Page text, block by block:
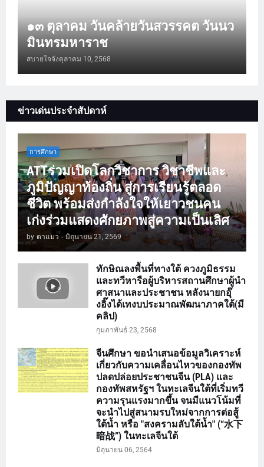
๑๓ ตุลาคม วันคล้ายวันสวรรคต วันนว
มินทรมหาราช
สบายใจจังตุลาคม 10, 2568
ข่าวเด่นประจำสัปดาห์
การศึกษา
ATTร่วมเปิดโลกวิชาการ วิชาชีพและ
ภูมิปัญญาท้องถิ่น สู่การเรียนรู้ตลอด
ชีวิต พร้อมส่งกำลังใจให้เยาวชนคน
เก่งร่วมแสดงศักยภาพสู่ความเป็นเลิศ
by ตาแมว - มิถุนายน 21, 2569
ทักษิณลงพื้นที่ทางใต้ ควงภูมิธรรม
และทวีหารือผู้บริหารสถานศึกษาผู้นำ
ศาสนาและประชาชน หลังนายกอุ๊
งอิ๊งได้เทงบประมาณพัฒนาภาคใต้(มี
คลิป)
กุมภาพันธ์ 23, 2568
จีนศึกษา ขอนำเสนอข้อมูลวิเคราะห์
เกี่ยวกับความเคลื่อนไหวของกองทัพ
ปลดปล่อยประชาชนจีน (PLA) และ
กองทัพสหรัฐฯ ในทะเลจีนใต้ที่เริ่มทวี
ความรุนแรงมากขึ้น จนมีแนวโน้มที่
จะนำไปสู่สนามรบใหม่จากการต่อสู้
ใต้น้ำ หรือ "สงครามลับใต้น้ำ" (“水下
暗战”) ในทะเลจีนใต้
มิถุนายน 06, 2564